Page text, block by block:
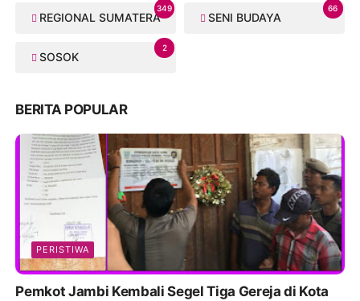
REGIONAL SUMATERA
349
SENI BUDAYA
66
SOSOK
2
BERITA POPULAR
PERISTIWA
Pemkot Jambi Kembali Segel Tiga Gereja di Kota